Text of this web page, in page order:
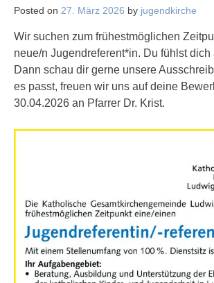
Posted on 27. März 2026 by jugendkirche
Wir suchen zum frühestmöglichen
neue/n Jugendreferent*in. Du fühlst
Dann schau dir gerne unsere
es passt, freuen wir uns auf deine
30.04.2026 an Pfarrer Dr. Krist.